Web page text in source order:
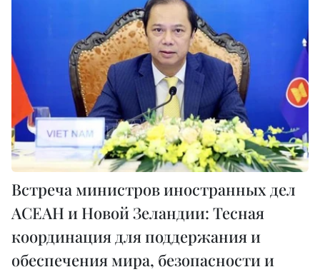
Встреча министров иностранных дел
АСЕАН и Новой Зеландии: Тесная
координация для поддержания и
обеспечения мира, безопасности и